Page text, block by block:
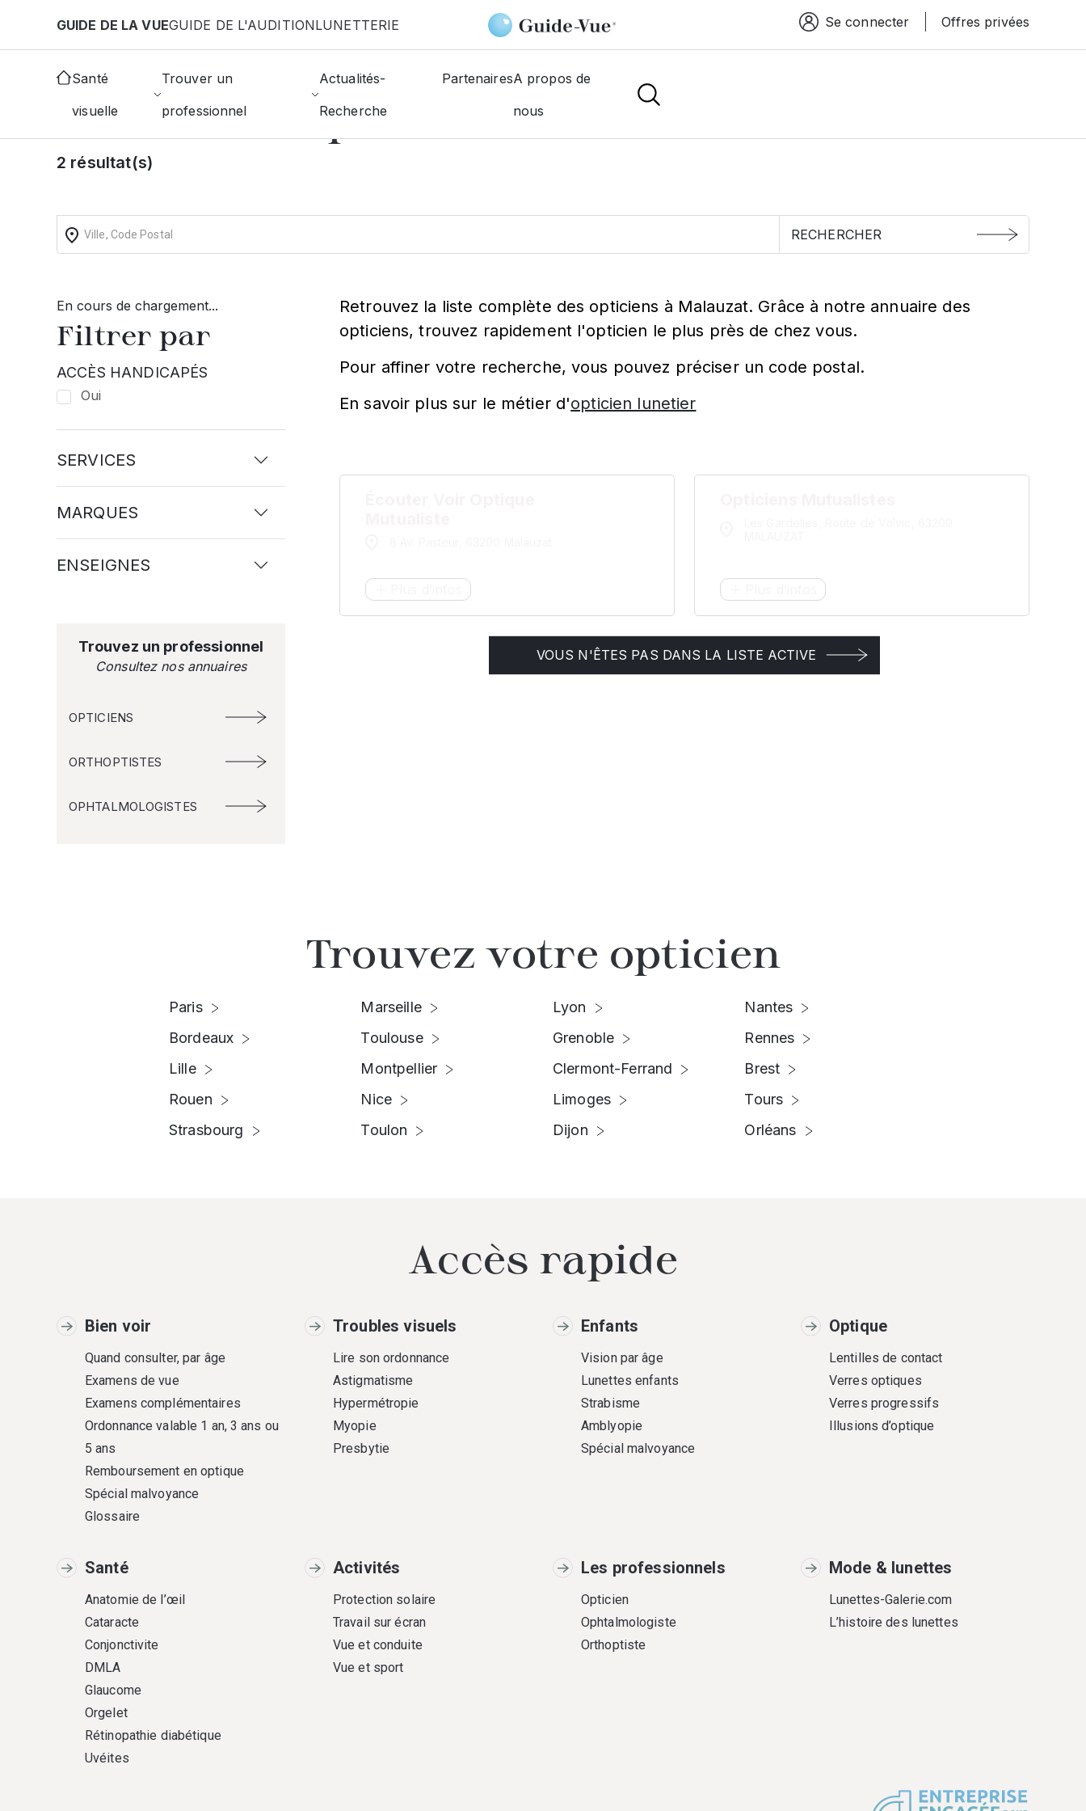
GUIDE DE LA VUEGUIDE DE L'AUDITIONLUNETTERIE Espace connexion
Se connecter Offres privées
Santé
visuelle
Trouver un
professionnel
Actualités-
Recherche
PartenairesA propos de
nous
Accueil Choisir mon opticien Malauzat
Trouvez un opticien àMalauzat
2 résultat(s)
En cours de chargement...
Filtrer par
ACCÈS HANDICAPÉS
Oui
SERVICES
MARQUES
ENSEIGNES
Trouvez un professionnel
Consultez nos annuaires
OPTICIENS
ORTHOPTISTES
OPHTALMOLOGISTES
Retrouvez la liste complète des opticiens à Malauzat. Grâce à notre annuaire des
opticiens, trouvez rapidement l'opticien le plus près de chez vous.
Pour affiner votre recherche, vous pouvez préciser un code postal.
En savoir plus sur le métier d'opticien lunetier
VOUS N'ÊTES PAS DANS LA LISTE ACTIVE
Trouvez votre opticien
Paris
Bordeaux
Lille
Rouen
Strasbourg
Marseille
Toulouse
Montpellier
Nice
Toulon
Lyon
Grenoble
Clermont-Ferrand
Limoges
Dijon
Nantes
Rennes
Brest
Tours
Orléans
Accès rapide
Bien voir
Quand consulter, par âge
Examens de vue
Examens complémentaires
Ordonnance valable 1 an, 3 ans ou
5 ans
Remboursement en optique
Spécial malvoyance
Glossaire
Troubles visuels
Lire son ordonnance
Astigmatisme
Hypermétropie
Myopie
Presbytie
Enfants
Vision par âge
Lunettes enfants
Strabisme
Amblyopie
Spécial malvoyance
Optique
Lentilles de contact
Verres optiques
Verres progressifs
Illusions d’optique
Santé
Anatomie de l’œil
Cataracte
Conjonctivite
DMLA
Glaucome
Orgelet
Rétinopathie diabétique
Uvéites
Activités
Protection solaire
Travail sur écran
Vue et conduite
Vue et sport
Les professionnels
Opticien
Ophtalmologiste
Orthoptiste
Mode & lunettes
Lunettes-Galerie.com
L’histoire des lunettes